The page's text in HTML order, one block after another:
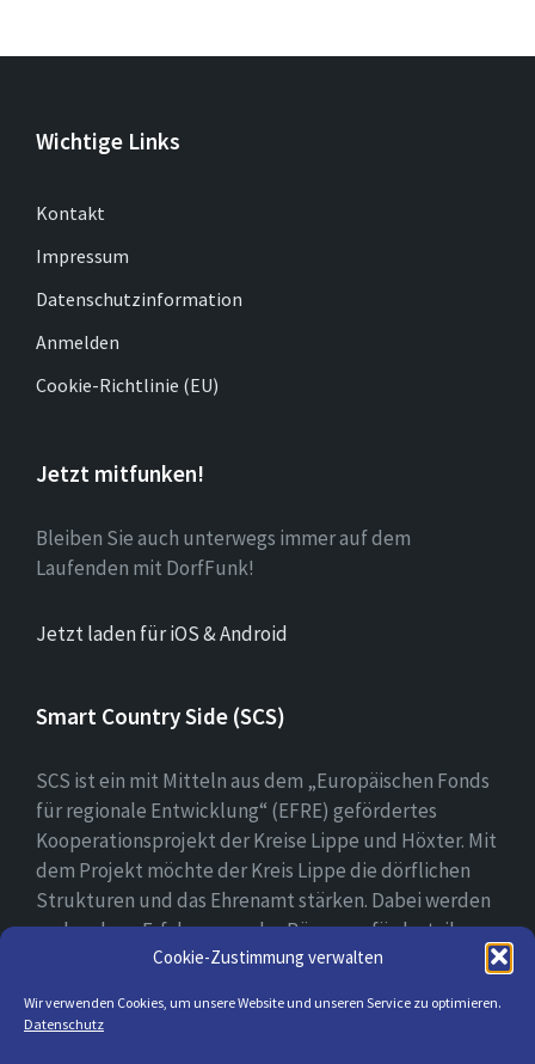
Cookie-Zustimmung verwalten
Wir verwenden Cookies, um unsere Website und unseren Service zu optimieren.
Datenschutz
Wichtige Links
Kontakt
Impressum
Datenschutzinformation
Anmelden
Cookie-Richtlinie (EU)
Jetzt mitfunken!
Bleiben Sie auch unterwegs immer auf dem
Laufenden mit DorfFunk!
Jetzt laden für iOS & Android
Smart Country Side (SCS)
SCS ist ein mit Mitteln aus dem „Europäischen Fonds
für regionale Entwicklung“ (EFRE) gefördertes
Kooperationsprojekt der Kreise Lippe und Höxter. Mit
dem Projekt möchte der Kreis Lippe die dörflichen
Strukturen und das Ehrenamt stärken. Dabei werden
vorhandene Erfahrungen der Bürger gefördert, ihre
digitale Kompetenz gestärkt und bei der Erprobung